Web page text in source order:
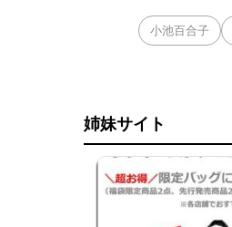
小池百合子
姉妹サイト